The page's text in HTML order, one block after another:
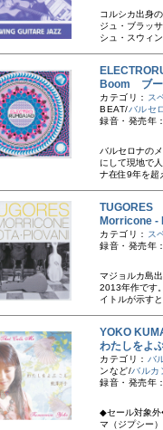
コルシカ出身
ジュ・ブラッ
シュ・スウィ
Boom ブ
カテゴリ： ス
BEAT/バルセ
録音・発売年
バルセロナの
にして現地で
ナ在住9年を超
TUGORES
Morricone -
カテゴリ： ス
録音・発売年
マジョルカ島
2013年作です
イトルが示す
YOKO
わたしをよ
カテゴリ： バ
ンなど/バルカ
録音・発売年
◆セール対象外
マ（ジプシー